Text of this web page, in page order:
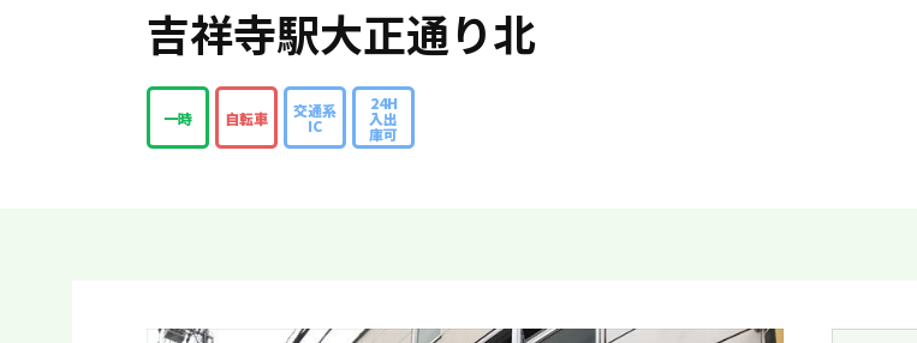
吉祥寺駅大正通り北
一時 自転車 交通系
IC
24H
入出
庫可